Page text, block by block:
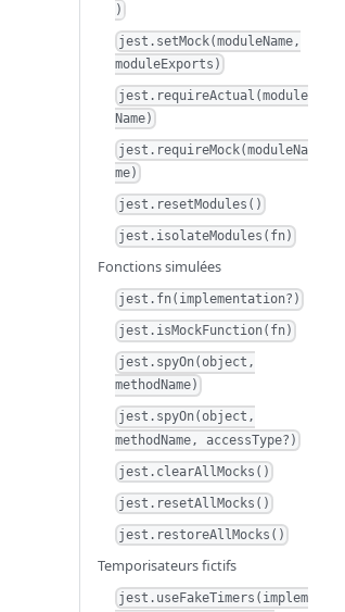
)
jest.setMock(moduleName,
moduleExports)
jest.requireActual(module
Name)
jest.requireMock(moduleNa
me)
jest.resetModules()
jest.isolateModules(fn)
Fonctions simulées
jest.fn(implementation?)
jest.isMockFunction(fn)
jest.spyOn(object,
methodName)
jest.spyOn(object,
methodName, accessType?)
jest.clearAllMocks()
jest.resetAllMocks()
jest.restoreAllMocks()
Temporisateurs fictifs
jest.useFakeTimers(implem